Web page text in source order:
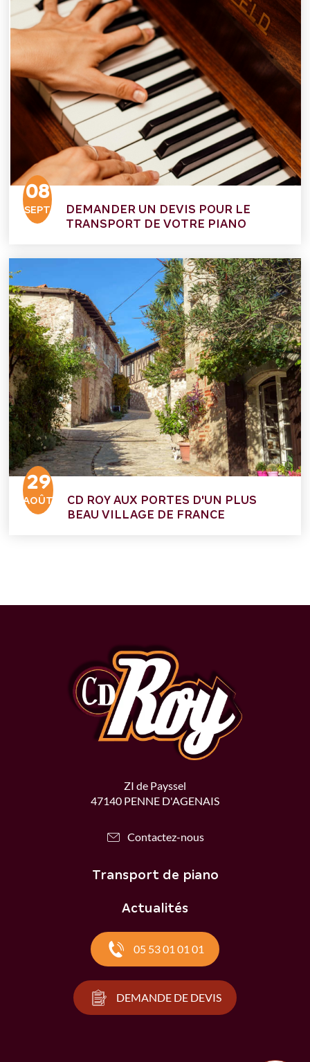
08
SEPT
DEMANDER UN DEVIS POUR LE
TRANSPORT DE VOTRE PIANO
29
AOÛT
CD ROY AUX PORTES D'UN PLUS
BEAU VILLAGE DE FRANCE
ZI de Payssel
47140 PENNE D'AGENAIS
Contactez-nous
Transport de piano
Actualités
05 53 01 01 01
DEMANDE DE DEVIS